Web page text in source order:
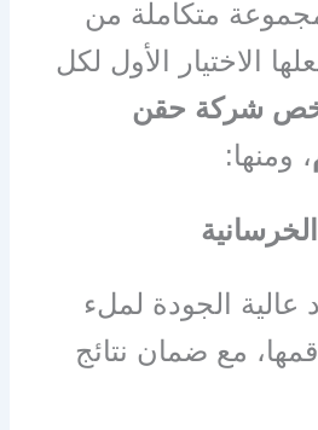
متكاملة من
الاختيار الأول لكل
شركة حقن
، ومنها:
عالية الجودة لملء
مع ضمان نتائج